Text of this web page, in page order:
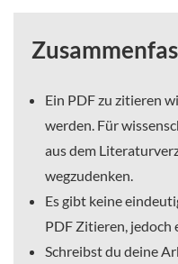
Ein PDF zu zitieren
werden. Für
aus dem
wegzudenken.
Es gibt keine
PDF Zitieren, jedoch
Schreibst du deine